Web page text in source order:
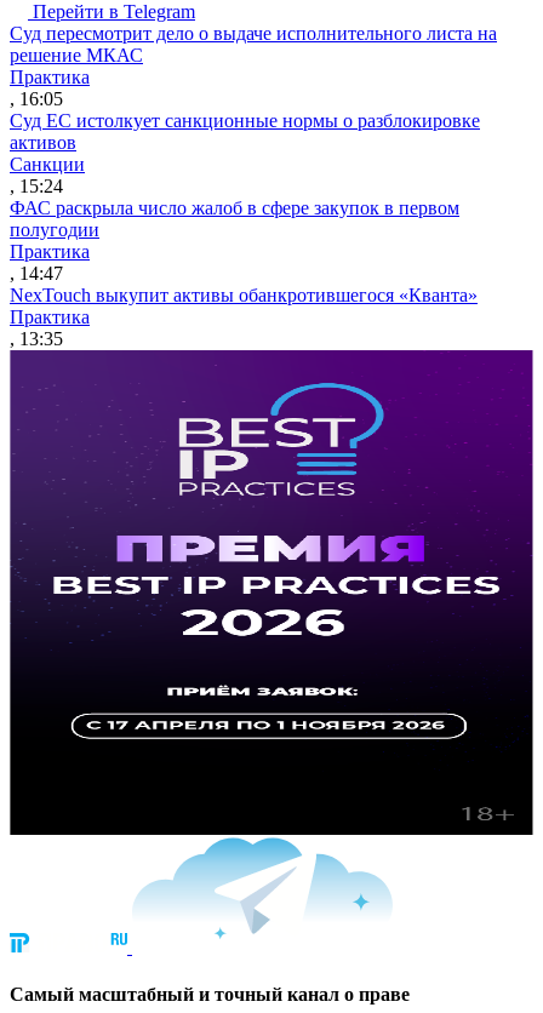
Перейти в Telegram
Суд пересмотрит дело о выдаче исполнительного листа на
решение МКАС
Практика
, 16:05
Суд ЕС истолкует санкционные нормы о разблокировке
активов
Санкции
, 15:24
ФАС раскрыла число жалоб в сфере закупок в первом
полугодии
Практика
, 14:47
NexTouch выкупит активы обанкротившегося «Кванта»
Практика
, 13:35
Cамый масштабный и точный канал о праве